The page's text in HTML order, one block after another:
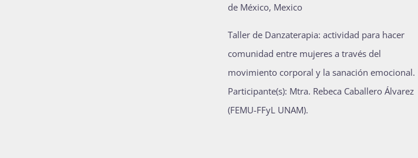
de México, Mexico
Taller de Danzaterapia: actividad para hacer
comunidad entre mujeres a través del
movimiento corporal y la sanación emocional.
Participante(s): Mtra. Rebeca Caballero Álvarez
(FEMU-FFyL UNAM).